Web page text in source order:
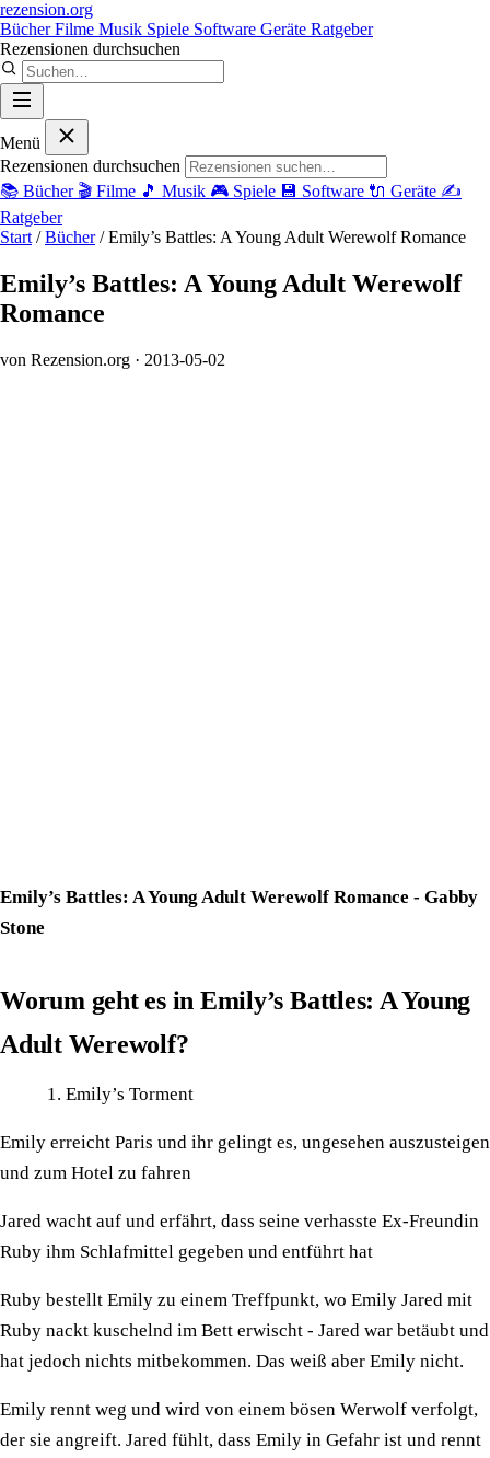
rezension.org
BücherFilme Musik Spiele Software Geräte Ratgeber
Rezensionen durchsuchen
Menü
Rezensionen durchsuchen
📚 Bücher 🎬 Filme 🎵 Musik 🎮 Spiele 💾 Software 🔌 Geräte ✍️
Ratgeber
Start / Bücher / Emily’s Battles: A Young Adult Werewolf Romance
Emily’s Battles: A Young Adult Werewolf
Romance
von Rezension.org · 2013-05-02
Emily’s Battles: A Young Adult Werewolf Romance - Gabby
Stone
Worum geht es in Emily’s Battles: A Young
Adult Werewolf?
Emily’s Torment
Emily erreicht Paris und ihr gelingt es, ungesehen auszusteigen
und zum Hotel zu fahren
Jared wacht auf und erfährt, dass seine verhasste Ex-Freundin
Ruby ihm Schlafmittel gegeben und entführt hat
Ruby bestellt Emily zu einem Treffpunkt, wo Emily Jared mit
Ruby nackt kuschelnd im Bett erwischt - Jared war betäubt und
hat jedoch nichts mitbekommen. Das weiß aber Emily nicht.
Emily rennt weg und wird von einem bösen Werwolf verfolgt,
der sie angreift. Jared fühlt, dass Emily in Gefahr ist und rennt